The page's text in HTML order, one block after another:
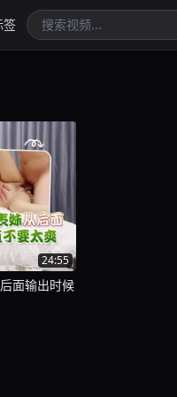
签
24:55
面输出时候